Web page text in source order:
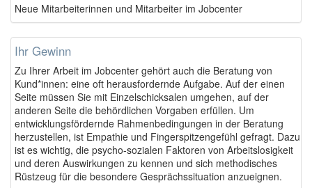
Neue Mitarbeiterinnen und Mitarbeiter im Jobcenter
Ihr Gewinn
Zu Ihrer Arbeit im Jobcenter gehört auch die Beratung von
Kund*innen: eine oft herausfordernde Aufgabe. Auf der einen
Seite müssen Sie mit Einzelschicksalen umgehen, auf der
anderen Seite die behördlichen Vorgaben erfüllen. Um
entwicklungsfördernde Rahmenbedingungen in der Beratung
herzustellen, ist Empathie und Fingerspitzengefühl gefragt. Dazu
ist es wichtig, die psycho-sozialen Faktoren von Arbeitslosigkeit
und deren Auswirkungen zu kennen und sich methodisches
Rüstzeug für die besondere Gesprächssituation anzueignen.